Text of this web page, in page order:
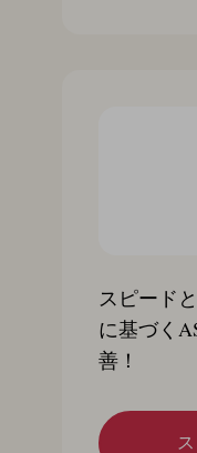
スピード
に基づく
善！